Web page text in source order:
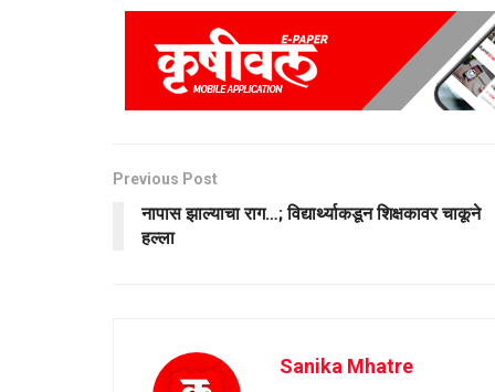
Previous Post
नापास झाल्याचा राग…; विद्यार्थ्याकडून शिक्षकावर चाकूने
हल्ला
Sanika Mhatre